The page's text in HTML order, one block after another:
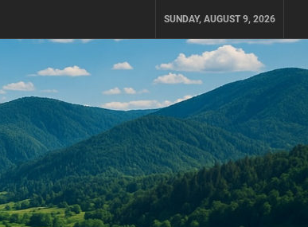
SUNDAY, AUGUST 9, 2026